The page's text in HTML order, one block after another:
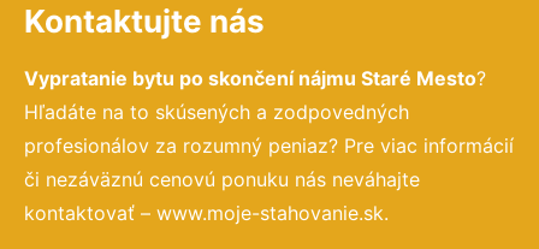
Kontaktujte nás
Vypratanie bytu po skončení nájmu Staré Mesto?
Hľadáte na to skúsených a zodpovedných
profesionálov za rozumný peniaz? Pre viac informácií
či nezáväznú cenovú ponuku nás neváhajte
kontaktovať – www.moje-stahovanie.sk.